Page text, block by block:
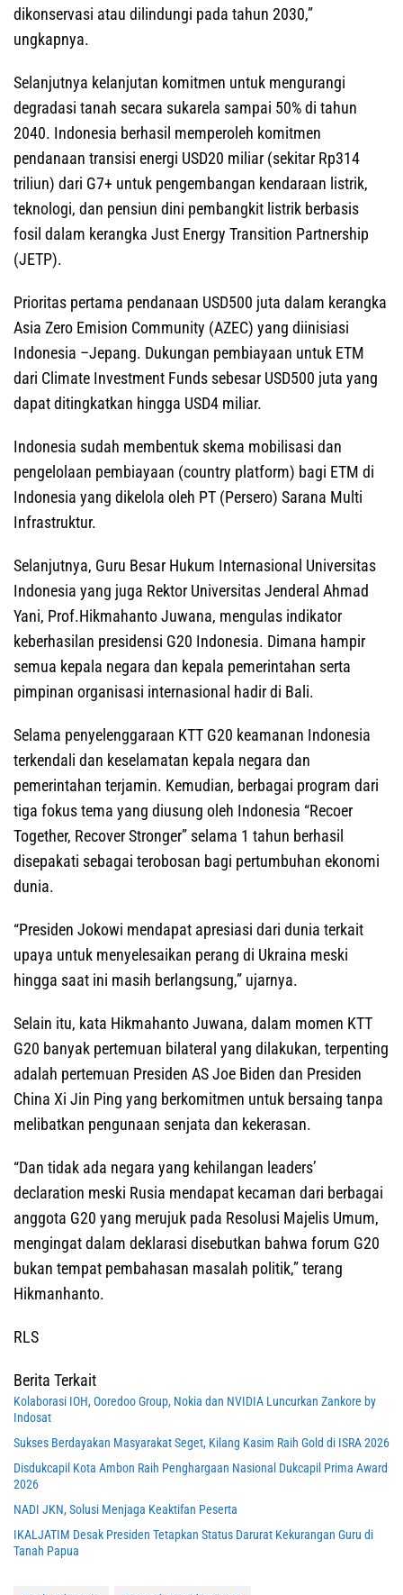
dikonservasi atau dilindungi pada tahun 2030,”
ungkapnya.
Selanjutnya kelanjutan komitmen untuk mengurangi
degradasi tanah secara sukarela sampai 50% di tahun
2040. Indonesia berhasil memperoleh komitmen
pendanaan transisi energi USD20 miliar (sekitar Rp314
triliun) dari G7+ untuk pengembangan kendaraan listrik,
teknologi, dan pensiun dini pembangkit listrik berbasis
fosil dalam kerangka Just Energy Transition Partnership
(JETP).
Prioritas pertama pendanaan USD500 juta dalam kerangka
Asia Zero Emision Community (AZEC) yang diinisiasi
Indonesia –Jepang. Dukungan pembiayaan untuk ETM
dari Climate Investment Funds sebesar USD500 juta yang
dapat ditingkatkan hingga USD4 miliar.
Indonesia sudah membentuk skema mobilisasi dan
pengelolaan pembiayaan (country platform) bagi ETM di
Indonesia yang dikelola oleh PT (Persero) Sarana Multi
Infrastruktur.
Selanjutnya, Guru Besar Hukum Internasional Universitas
Indonesia yang juga Rektor Universitas Jenderal Ahmad
Yani, Prof.Hikmahanto Juwana, mengulas indikator
keberhasilan presidensi G20 Indonesia. Dimana hampir
semua kepala negara dan kepala pemerintahan serta
pimpinan organisasi internasional hadir di Bali.
Selama penyelenggaraan KTT G20 keamanan Indonesia
terkendali dan keselamatan kepala negara dan
pemerintahan terjamin. Kemudian, berbagai program dari
tiga fokus tema yang diusung oleh Indonesia “Recoer
Together, Recover Stronger” selama 1 tahun berhasil
disepakati sebagai terobosan bagi pertumbuhan ekonomi
dunia.
“Presiden Jokowi mendapat apresiasi dari dunia terkait
upaya untuk menyelesaikan perang di Ukraina meski
hingga saat ini masih berlangsung,” ujarnya.
Selain itu, kata Hikmahanto Juwana, dalam momen KTT
G20 banyak pertemuan bilateral yang dilakukan, terpenting
adalah pertemuan Presiden AS Joe Biden dan Presiden
China Xi Jin Ping yang berkomitmen untuk bersaing tanpa
melibatkan pengunaan senjata dan kekerasan.
“Dan tidak ada negara yang kehilangan leaders’
declaration meski Rusia mendapat kecaman dari berbagai
anggota G20 yang merujuk pada Resolusi Majelis Umum,
mengingat dalam deklarasi disebutkan bahwa forum G20
bukan tempat pembahasan masalah politik,” terang
Hikmanhanto.
RLS
Berita Terkait
Kolaborasi IOH, Ooredoo Group, Nokia dan NVIDIA Luncurkan Zankore by
Indosat
Sukses Berdayakan Masyarakat Seget, Kilang Kasim Raih Gold di ISRA 2026
Disdukcapil Kota Ambon Raih Penghargaan Nasional Dukcapil Prima Award
2026
NADI JKN, Solusi Menjaga Keaktifan Peserta
IKALJATIM Desak Presiden Tetapkan Status Darurat Kekurangan Guru di
Tanah Papua